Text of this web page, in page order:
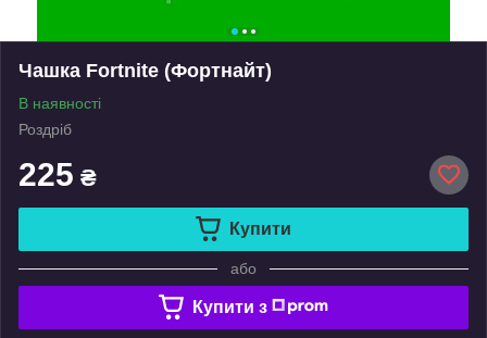
Чашка Fortnite (Фортнайт)
В наявності
Роздріб
225 ₴
Купити
або
Купити з